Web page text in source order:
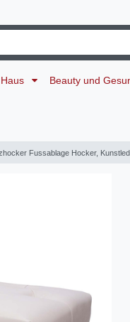
Haus Beauty und
Fussablage Hocker,